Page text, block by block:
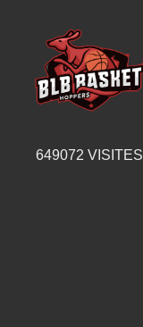
649072 VISITES